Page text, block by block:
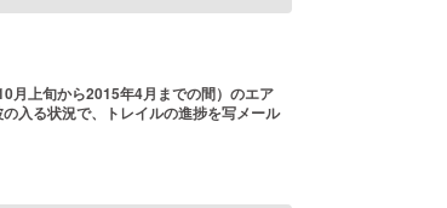
月上旬から2015年4月までの間）のエア
入る状況で、トレイルの進捗を写メール